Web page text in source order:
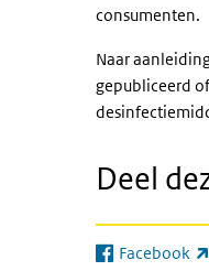
consumenten.
Naar
gepubliceerd
Deel
Facebook
(externe link)